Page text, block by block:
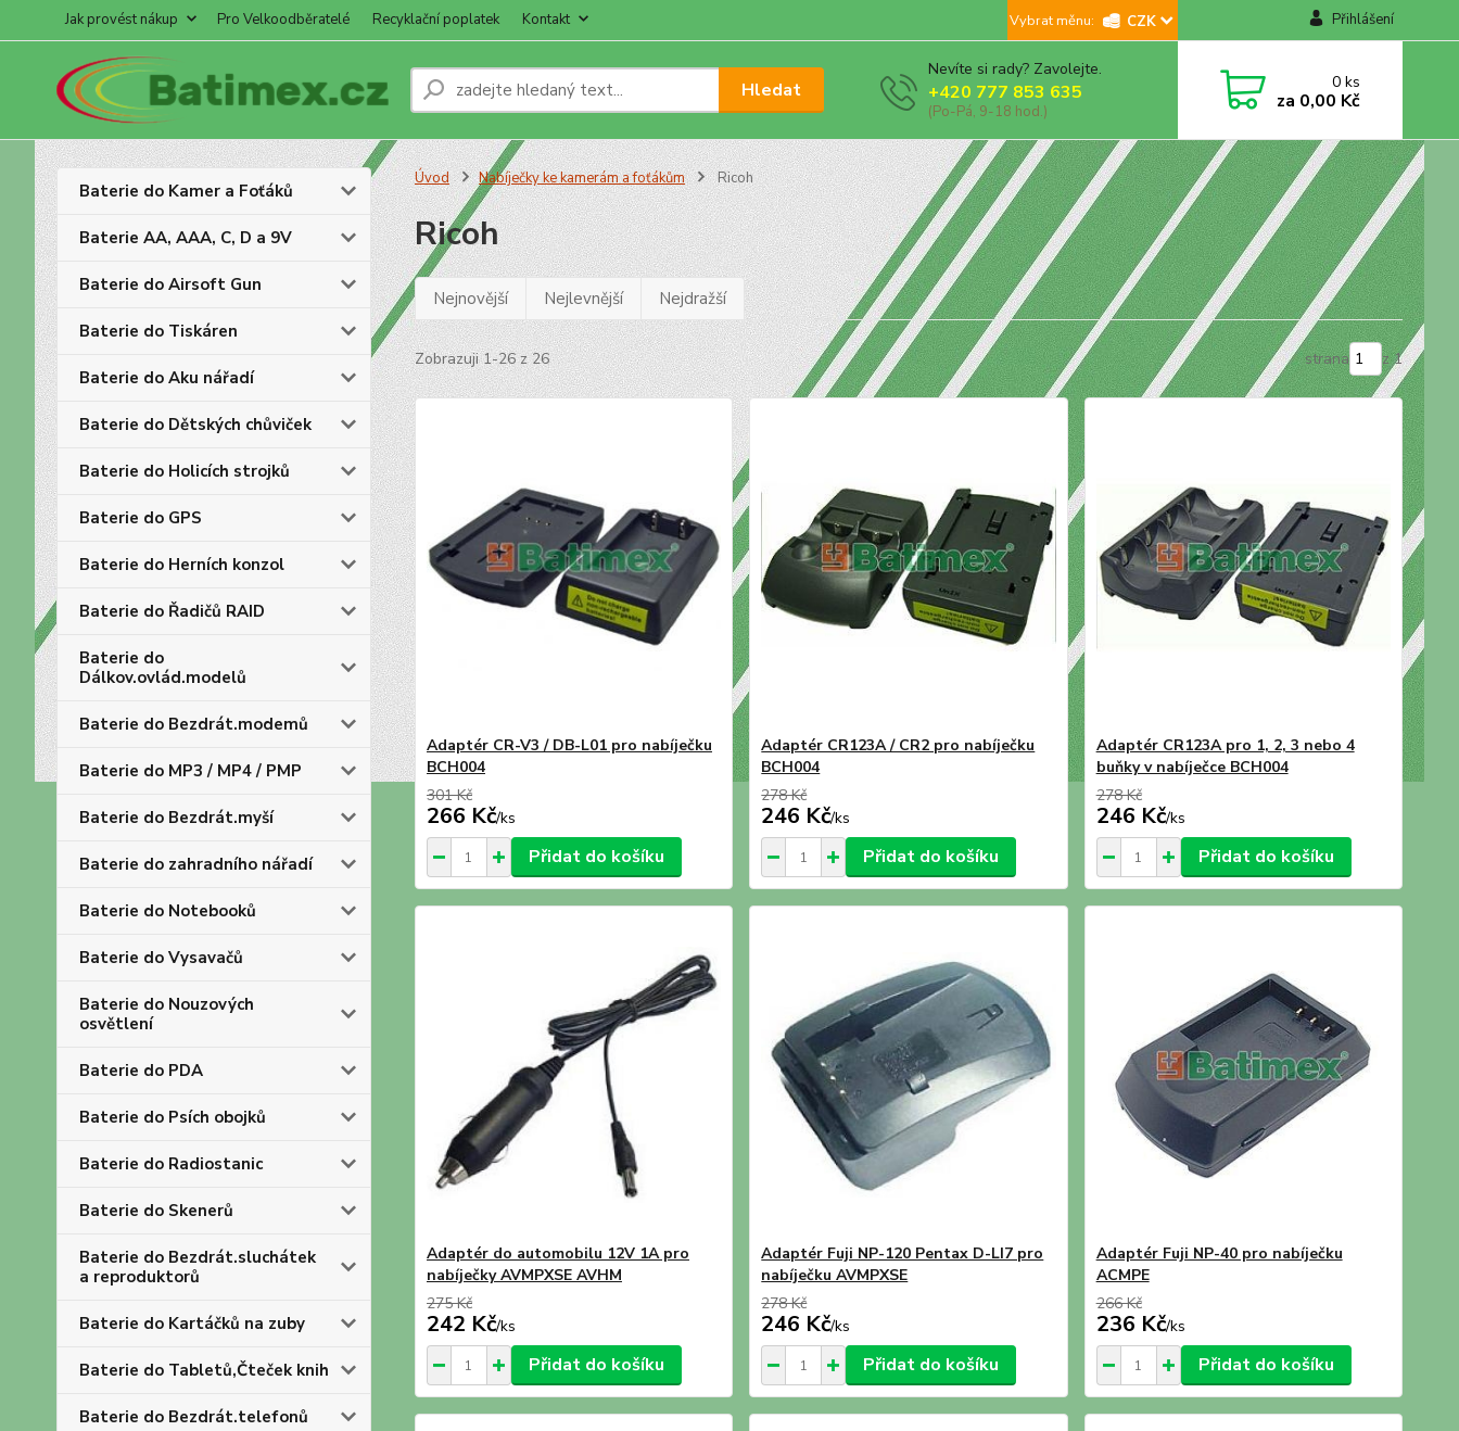
Jak provést nákup Pro Velkoodběratelé Recyklační poplatek Kontakt CZK Přihlášení
Hledat
Nevíte si rady? Zavolejte.
+420 777 853 635
(Po-Pá, 9-18 hod.)
0ks
za 0,00 Kč
Baterie do Kamer a Foťáků
Baterie AA, AAA, C, D a 9V
Baterie do Airsoft Gun
Baterie do Tiskáren
Baterie do Aku nářadí
Baterie do Dětských chůviček
Baterie do Holicích strojků
Baterie do GPS
Baterie do Herních konzol
Baterie do Řadičů RAID
Baterie do
Dálkov.ovlád.modelů
Baterie do Bezdrát.modemů
Baterie do MP3 / MP4 / PMP
Baterie do Bezdrát.myší
Baterie do zahradního nářadí
Baterie do Notebooků
Baterie do Vysavačů
Baterie do Nouzových
osvětlení
Baterie do PDA
Baterie do Psích obojků
Baterie do Radiostanic
Baterie do Skenerů
Baterie do Bezdrát.sluchátek
a reproduktorů
Baterie do Kartáčků na zuby
Baterie do Tabletů,Čteček knih
Baterie do Bezdrát.telefonů
Úvod Nabíječky ke kamerám a foťákům Ricoh
Ricoh
Nejnovější Nejlevnější Nejdražší
Zobrazuji 1-26 z 26 strana z 1
Adaptér CR-V3 / DB-L01 pro nabíječku
BCH004
301 Kč
266 Kč/ks
Přidat do košíku
Adaptér CR123A / CR2 pro nabíječku
BCH004
278 Kč
246 Kč/ks
Přidat do košíku
Adaptér CR123A pro 1, 2, 3 nebo 4
buňky v nabíječce BCH004
278 Kč
246 Kč/ks
Přidat do košíku
Adaptér do automobilu 12V 1A pro
nabíječky AVMPXSE AVHM
275 Kč
242 Kč/ks
Přidat do košíku
Adaptér Fuji NP-120 Pentax D-LI7 pro
nabíječku AVMPXSE
278 Kč
246 Kč/ks
Přidat do košíku
Adaptér Fuji NP-40 pro nabíječku
ACMPE
266 Kč
236 Kč/ks
Přidat do košíku